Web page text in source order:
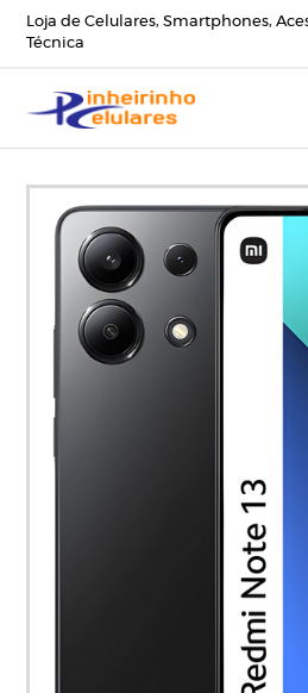
Loja de Celulares, Smartphones,
Técnica